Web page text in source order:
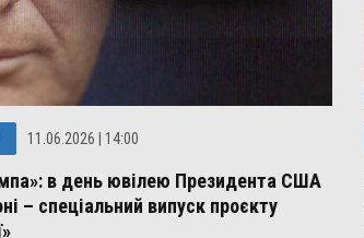
11.06.2026 | 14:00
в день ювілею Президента США
– спеціальний випуск проєкту